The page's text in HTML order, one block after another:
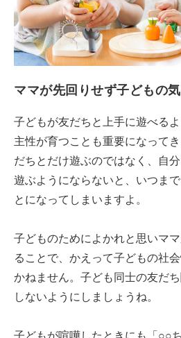
ママが先回りせず子どもの
子どもが友だちと上手に遊べる
主性が育つことも重要になって
だちとだけ遊ぶのではなく、自
遊ぶようにならないと、いつま
とになってしまいますよ。
子どものためによかれと思いマ
ることで、かえって子どもの社
かねません。子ども同士の友だ
しないようにしましょうね。
子どもが喧嘩したときにも「○○